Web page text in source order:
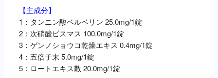
【主成分】
1：タンニン酸ベルベリン 25.0mg/1錠
2：次硝酸ビスマス 100.0mg/1錠
3：ゲンノショウコ乾燥エキス 0.4mg/1錠
4：五倍子末 5.0mg/1錠
5：ロートエキス散 20.0mg/1錠